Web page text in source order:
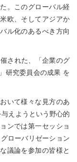
。このグローバル経
欧、そしてアジアか
ル化のあるべき方向
された、「企業のグ
研究委員会の成果 を
いて様々な見方のあ
えようという野心的
ンでは第一セッショ
ローバリゼーション
議論を参加の皆様と